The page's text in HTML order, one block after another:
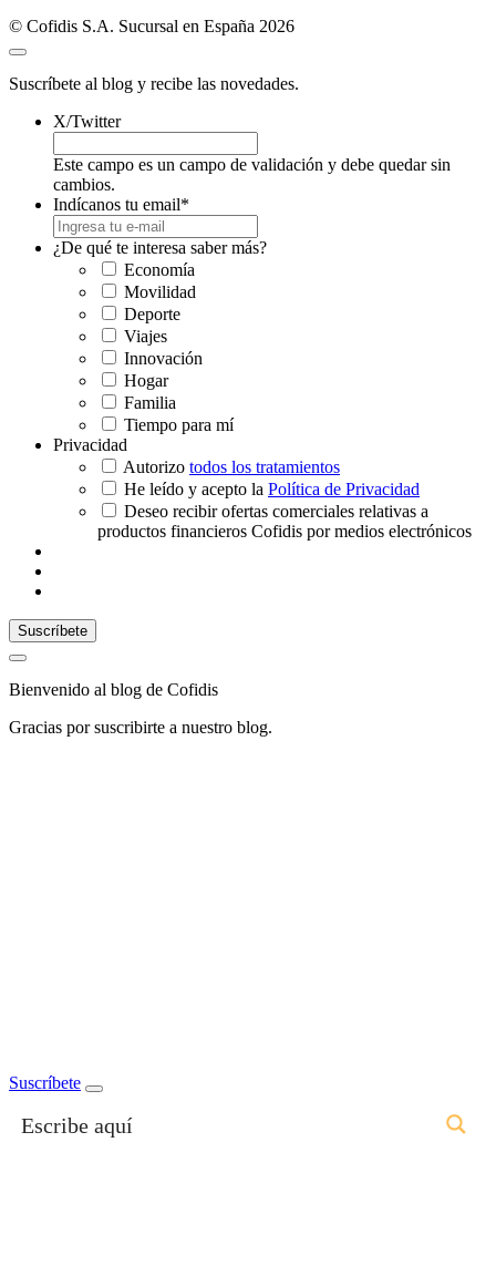
© Cofidis S.A. Sucursal en España 2026
Suscríbete al blog y recibe las novedades.
X/Twitter
Este campo es un campo de validación y debe quedar sin
cambios.
Indícanos tu email*
¿De qué te interesa saber más?
Economía
Movilidad
Deporte
Viajes
Innovación
Hogar
Familia
Tiempo para mí
Privacidad
Autorizo todos los tratamientos
He leído y acepto la Política de Privacidad
Deseo recibir ofertas comerciales relativas a
productos financieros Cofidis por medios electrónicos
Bienvenido al blog de Cofidis
Gracias por suscribirte a nuestro blog.
Suscríbete